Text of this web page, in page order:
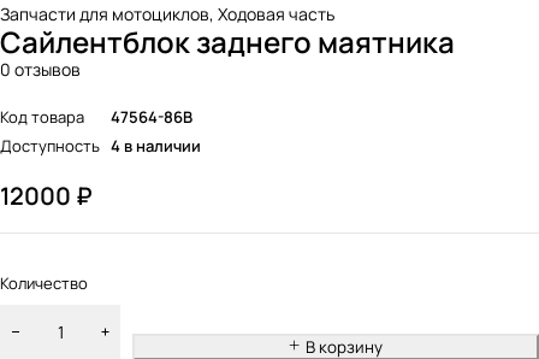
Запчасти для мотоциклов, Ходовая часть
Сайлентблок заднего маятника
0 отзывов
Код товара
47564-86B
Доступность 4 в наличии
12000 ₽
Количество
В корзину